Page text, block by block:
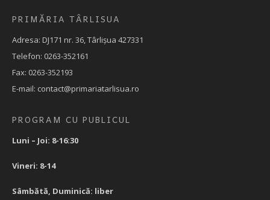
PRIMĂRIA TÂRLISUA
Adresa: DJ171 nr. 36, Târlișua 427331
Telefon: 0263-352161
Fax: 0263-352193
E-mail: contact@primariatarlisua.ro
PROGRAM CU PUBLICUL
Luni – Joi: 8-16:30
Vineri: 8-14
Sâmbătă, Duminică: liber